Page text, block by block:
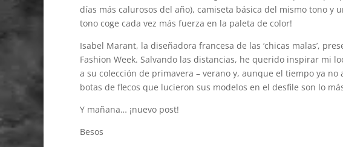
días más calurosos del año), camiseta básica del mismo tono y
tono coge cada vez más fuerza en la paleta de color!
Isabel Marant, la diseñadora francesa de las ‘chicas malas’,
Fashion Week. Salvando las distancias, he querido inspirar mi
a su colección de primavera – verano y, aunque el tiempo ya
botas de flecos que lucieron sus modelos en el desfile son lo
Y mañana… ¡nuevo post!
Besos